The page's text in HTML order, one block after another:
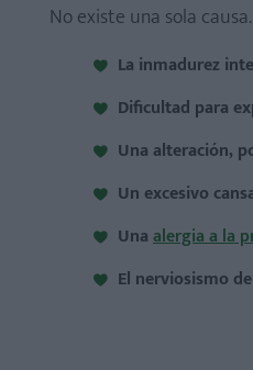
No existe una sola causa.
La inmadurez
Dificultad para
Una alteración,
Un excesivo
Unaalergia a la
El nerviosismo